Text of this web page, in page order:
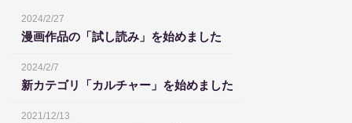
2024/2/27
漫画作品の「試し読み」を始めました
2024/2/7
新カテゴリ「カルチャー」を始めました
2021/12/13